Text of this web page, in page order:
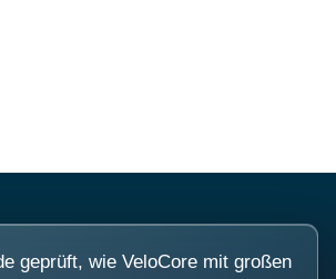
geprüft, wie VeloCore mit großen